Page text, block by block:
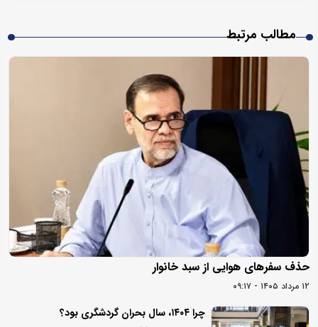
مطالب مرتبط
حذف سفرهای هوایی از سبد خانوار
۱۲ مرداد ۱۴۰۵ - ۰۹:۱۷
چرا ۱۴۰۴، سال بحران گردشگری بود؟